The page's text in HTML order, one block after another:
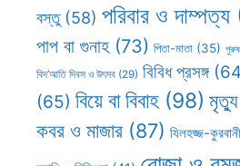
বস্তু(58) পরিবার ও দাম্পত্য
পাপ বা গুনাহ(73) পিতা-মাতা (35) পুরুষ
বিদ’আতি দিবস ও উৎসব (29) বিবিধ প্রসঙ্গ
(65) বিয়ে বা বিবাহ (98)
কবর ও মাজার (87) যিলহজ্জ-